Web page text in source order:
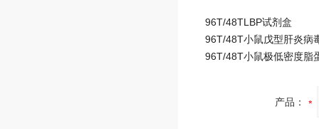
96T/48TLBP试剂盒
产品：